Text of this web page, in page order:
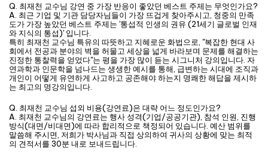
Q. 최재천 교수님 강연 중 가장 반응이 좋았던 베스트 주제는 무엇인가요?
A. 최근 기업 및 기관 담당자님들이 가장 뜨겁게 찾아주시고, 청중의 만족
도가 가장 높았던 베스트 주제는 '통섭적 인생의 권유 (21세기 글로벌 인재
와 지식의 통섭)' 입니다.
특히 최재천 교수님 특유의 따뜻하고 지혜로운 화법으로, "복잡한 현대 사
회에서 전공과 분야의 벽을 허물고 세상을 넓게 바라보며 문제를 해결하는
진정한 통찰력을 얻었다"는 평을 가장 많이 듣는 시그니처 강의입니다. 자
연과학과 인문학을 넘나드는 생생한 예시를 통해, 급변하는 시대에 조직과
개인이 어떻게 유연하게 사고하고 공존해야 하는지 명쾌한 해답을 제시하
는 최고의 명강의입니다.
Q. 최재천 교수님 섭외 비용(강연료)은 대략 어느 정도인가요?
A. 최재천 교수님의 강연료는 행사 성격(기업/공공기관), 참석 인원, 진행
방식(대면/비대면)에 따라 합리적으로 책정되어 있습니다. 예산 범위를
말씀해 주시면, 저희가 박사님과 직접 상의하여 귀사의 상황에 맞는 최적
의 견적서를 30분 내로 보내드립니다.